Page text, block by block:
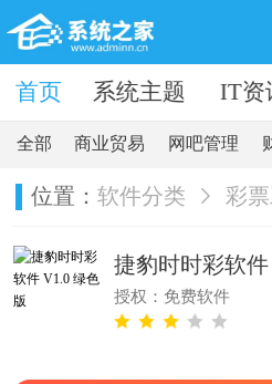
软件 系统主题 IT资
首页
全部 商业贸易 网吧管理
位置： 软件分类 彩
捷豹时时彩软
授权：免费软件